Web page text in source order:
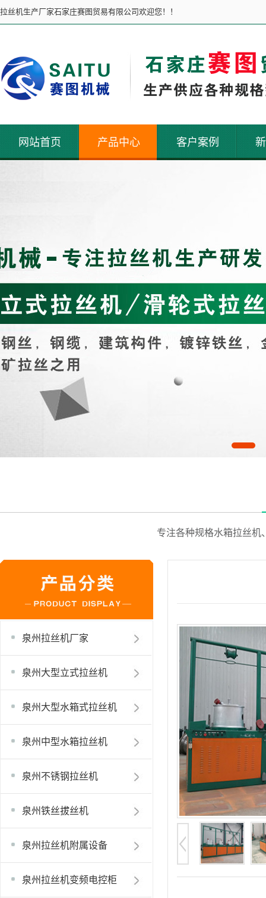
拉丝机生产厂家石家庄赛图贸易有限公司欢迎您！！
网站首页 产品中心 客户案例
专注各种规格水箱拉丝机
泉州拉丝机厂家
泉州大型立式拉丝机
泉州大型水箱式拉丝机
泉州中型水箱拉丝机
泉州不锈钢拉丝机
泉州铁丝拔丝机
泉州拉丝机附属设备
泉州拉丝机变频电控柜